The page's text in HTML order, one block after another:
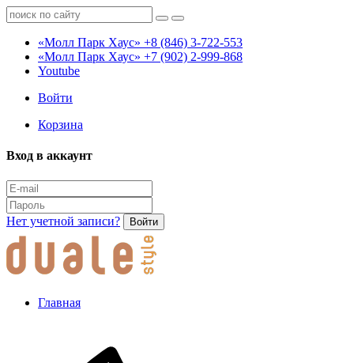
«Молл Парк Хаус» +8 (846) 3-722-553
«Молл Парк Хаус» +7 (902) 2-999-868
Youtube
Войти
Корзина
Вход в аккаунт
Нет учетной записи? Войти
Главная